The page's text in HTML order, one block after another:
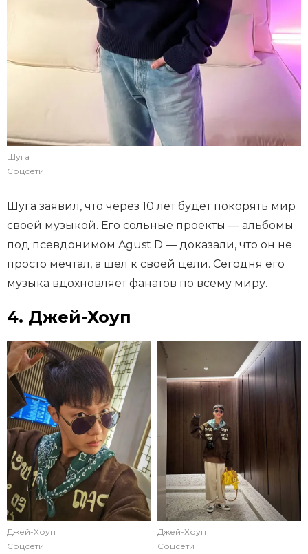
Шуга
Соцсети
Шуга заявил, что через 10 лет будет покорять мир
своей музыкой. Его сольные проекты — альбомы
под псевдонимом Agust D — доказали, что он не
просто мечтал, а шел к своей цели. Сегодня его
музыка вдохновляет фанатов по всему миру.
4. Джей-Хоуп
Джей-Хоуп
Соцсети
Джей-Хоуп
Соцсети